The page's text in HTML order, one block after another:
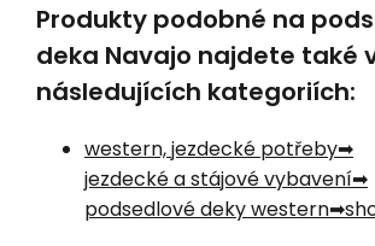
Produkty podobné na
deka Navajo najdete také
následujících kategoriích:
western, jezdecké potřeby
jezdecké a stájové vybavení
podsedlové deky western